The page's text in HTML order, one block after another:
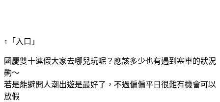
↑「入口」
國慶雙十連假大家去哪兒玩呢？應該多少也有遇到塞車的狀況
齁～
若是能避開人潮出遊是最好了，不過偏偏平日很難有機會可以
放假